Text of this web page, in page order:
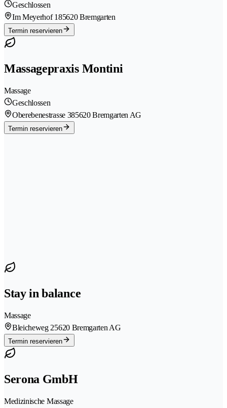
Geschlossen
Im Meyerhof 185620 Bremgarten
Termin reservieren
Massagepraxis Montini
Massage
Geschlossen
Oberebenestrasse 385620 Bremgarten AG
Termin reservieren
Stay in balance
Massage
Bleicheweg 25620 Bremgarten AG
Termin reservieren
Serona GmbH
Medizinische Massage